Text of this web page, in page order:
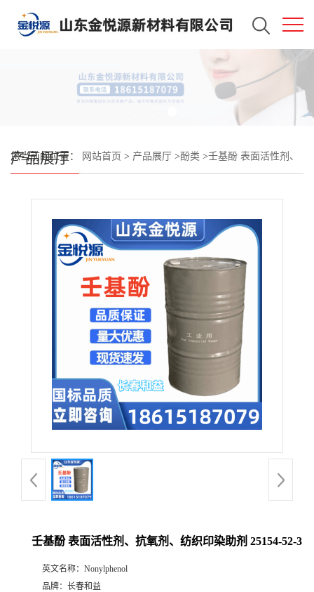
产品展厅
您当前的位置： 网站首页 > 产品展厅 >酚类 >壬基酚 表面活性剂、
壬基酚 表面活性剂、抗氧剂、纺织印染助剂 25154-52-3
英文名称： Nonylphenol
品牌： 长春和益